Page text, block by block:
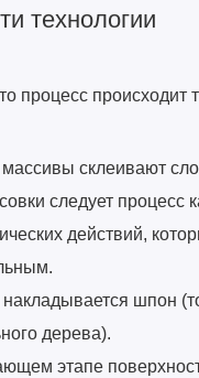
технологии
процесс происходит
склеивают
следует процесс
действий,
шпон
дерева).
этапе